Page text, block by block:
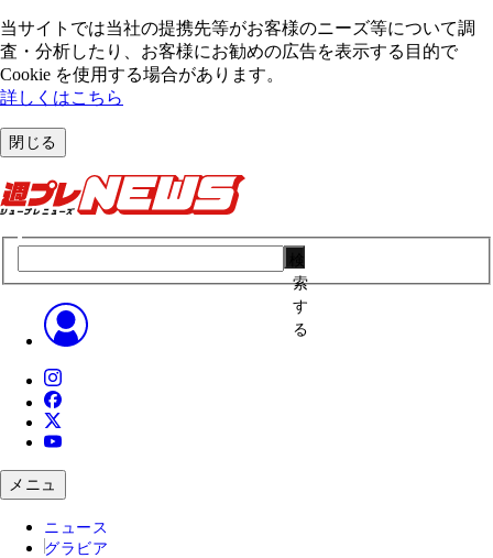
当サイトでは当社の提携先等がお客様のニーズ等について調
査・分析したり、お客様にお勧めの広告を表⽰する⽬的で
Cookie を使⽤する場合があります。
詳しくはこちら
閉じる
索
す
る
メニュ
ニュース
グラビア